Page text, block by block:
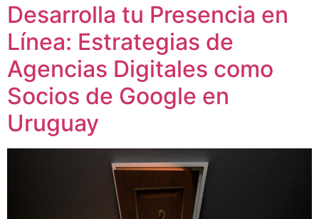
Desarrolla tu Presencia en
Línea: Estrategias de
Agencias Digitales como
Socios de Google en
Uruguay